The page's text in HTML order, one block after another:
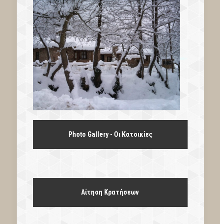
Photo Gallery - Οι Κατοικίες
Αίτηση Κρατήσεων